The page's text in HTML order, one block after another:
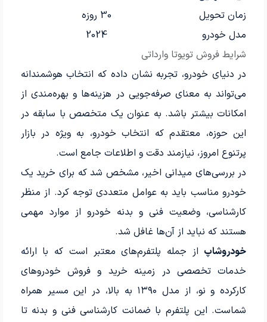
شرایط فروش تویوتا وارداتی
زمان تحویل
30 روزه
مدل خودرو
2024
در دنیای خودرو، تجربه نشان داده که انتخاب هوشمندانه
می‌تواند به معنای صرفه‌جویی در هزینه‌ها و بهره‌مندی از
امکانات بیشتر باشد. به عنوان یک متخصص با سابقه در
این حوزه، معتقدم که انتخاب خودرو، به ویژه در بازار
پرتنوع امروز، نیازمند دقت و اطلاعات جامع است.
در بررسی‌های میدانی اخیر، مشخص شد که برای خرید یک
خودرو مناسب باید به عوامل متعددی توجه کرد. از منظر
کارشناسی، وضعیت فنی و بدنه خودرو از موارد مهمی
هستند که نباید از آن‌ها غافل شد.
خودروشاپ از جمله پلتفرم‌های معتبر است که با ارائه
خدمات تخصصی در زمینه خرید و فروش خودروهای
کارکرده و نو، از مدل ۱۳۹۰ به بالا، در این مسیر همراه
شماست. این پلتفرم با ضمانت کارشناسی فنی و بدنه تا